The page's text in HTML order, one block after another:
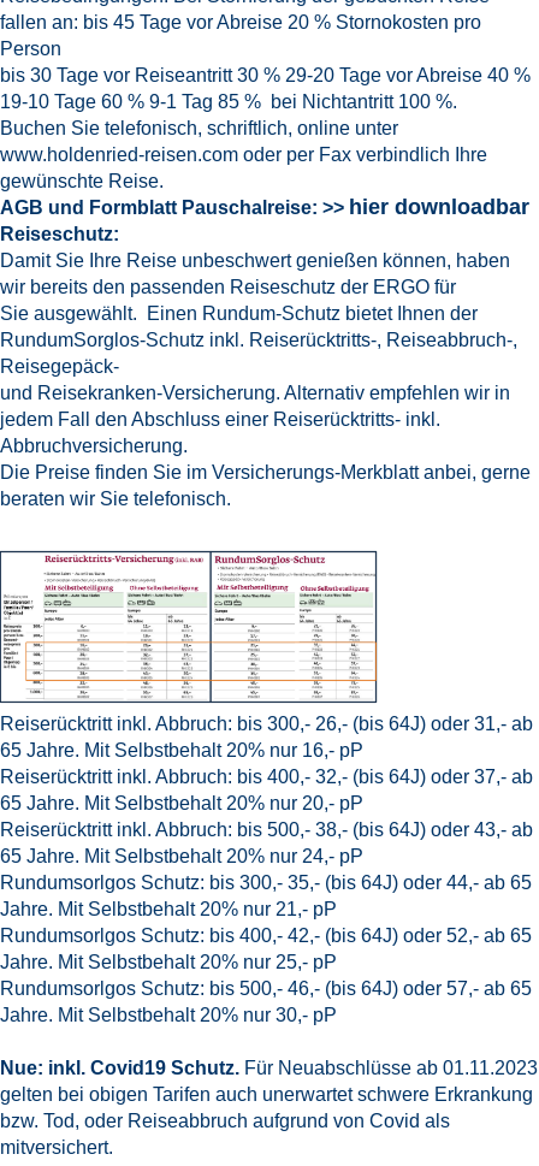
fallen an: bis 45 Tage vor Abreise 20 % Stornokosten pro
Person
bis 30 Tage vor Reiseantritt 30 % 29-20 Tage vor Abreise 40 %
19-10 Tage 60 % 9-1 Tag 85 % bei Nichtantritt 100 %.
Buchen Sie telefonisch, schriftlich, online unter
www.holdenried-reisen.com oder per Fax verbindlich Ihre
gewünschte Reise.
AGB und Formblatt Pauschalreise: >> hier downloadbar
Reiseschutz:
Damit Sie Ihre Reise unbeschwert genießen können, haben
wir bereits den passenden Reiseschutz der ERGO für
Sie ausgewählt. Einen Rundum-Schutz bietet Ihnen der
RundumSorglos-Schutz inkl. Reiserücktritts-, Reiseabbruch-,
Reisegepäck-
und Reisekranken-Versicherung. Alternativ empfehlen wir in
jedem Fall den Abschluss einer Reiserücktritts- inkl.
Abbruchversicherung.
Die Preise finden Sie im Versicherungs-Merkblatt anbei, gerne
beraten wir Sie telefonisch.
Reiserücktritt inkl. Abbruch: bis 300,- 26,- (bis 64J) oder 31,- ab
65 Jahre. Mit Selbstbehalt 20% nur 16,- pP
Reiserücktritt inkl. Abbruch: bis 400,- 32,- (bis 64J) oder 37,- ab
65 Jahre. Mit Selbstbehalt 20% nur 20,- pP
Reiserücktritt inkl. Abbruch: bis 500,- 38,- (bis 64J) oder 43,- ab
65 Jahre. Mit Selbstbehalt 20% nur 24,- pP
Rundumsorlgos Schutz: bis 300,- 35,- (bis 64J) oder 44,- ab 65
Jahre. Mit Selbstbehalt 20% nur 21,- pP
Rundumsorlgos Schutz: bis 400,- 42,- (bis 64J) oder 52,- ab 65
Jahre. Mit Selbstbehalt 20% nur 25,- pP
Rundumsorlgos Schutz: bis 500,- 46,- (bis 64J) oder 57,- ab 65
Jahre. Mit Selbstbehalt 20% nur 30,- pP
Nue: inkl. Covid19 Schutz. Für Neuabschlüsse ab 01.11.2023
gelten bei obigen Tarifen auch unerwartet schwere Erkrankung
bzw. Tod, oder Reiseabbruch aufgrund von Covid als
mitversichert.